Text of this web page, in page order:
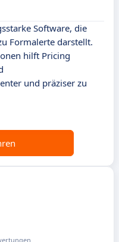
Software, die
Formalerte darstellt.
hilft Pricing
und präziser zu